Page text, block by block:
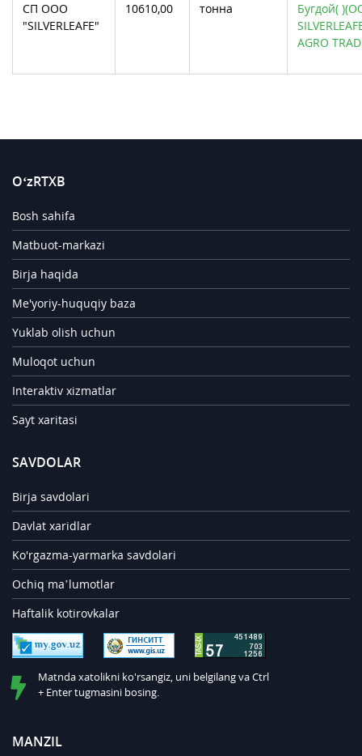
СП ООО
"SILVERLEAFE"
10610,00 тонна
Бугдой(
AGRO
O‘zRTXB
Bosh sahifa
Matbuot-markazi
Birja haqida
Me'yoriy-huquqiy baza
Yuklab olish uchun
Muloqot uchun
Interaktiv xizmatlar
Sayt xaritasi
SAVDOLAR
Birja savdolari
Davlat xaridlar
Ko'rgazma-yarmarka savdolari
Ochiq ma’lumotlar
Haftalik kotirovkalar
Matnda xatolikni ko'rsangiz, uni belgilang va Ctrl
+ Enter tugmasini bosing.
MANZIL